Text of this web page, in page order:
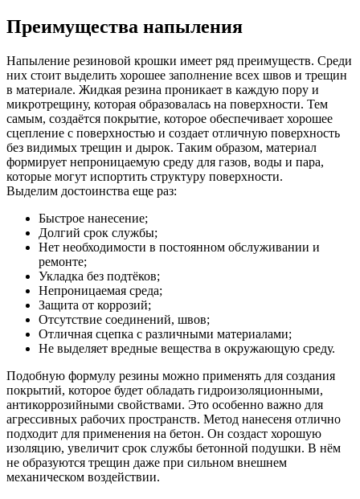
Преимущества напыления
Напыление резиновой крошки имеет ряд преимуществ. Среди
них стоит выделить хорошее заполнение всех швов и трещин
в материале. Жидкая резина проникает в каждую пору и
микротрещину, которая образовалась на поверхности. Тем
самым, создаётся покрытие, которое обеспечивает хорошее
сцепление с поверхностью и создает отличную поверхность
без видимых трещин и дырок. Таким образом, материал
формирует непроницаемую среду для газов, воды и пара,
которые могут испортить структуру поверхности.
Выделим достоинства еще раз:
Быстрое нанесение;
Долгий срок службы;
Нет необходимости в постоянном обслуживании и
ремонте;
Укладка без подтёков;
Непроницаемая среда;
Защита от коррозий;
Отсутствие соединений, швов;
Отличная сцепка с различными материалами;
Не выделяет вредные вещества в окружающую среду.
Подобную формулу резины можно применять для создания
покрытий, которое будет обладать гидроизоляционными,
антикоррозийными свойствами. Это особенно важно для
агрессивных рабочих пространств. Метод нанесеня отлично
подходит для применения на бетон. Он создаст хорошую
изоляцию, увеличит срок службы бетонной подушки. В нём
не образуются трещин даже при сильном внешнем
механическом воздействии.